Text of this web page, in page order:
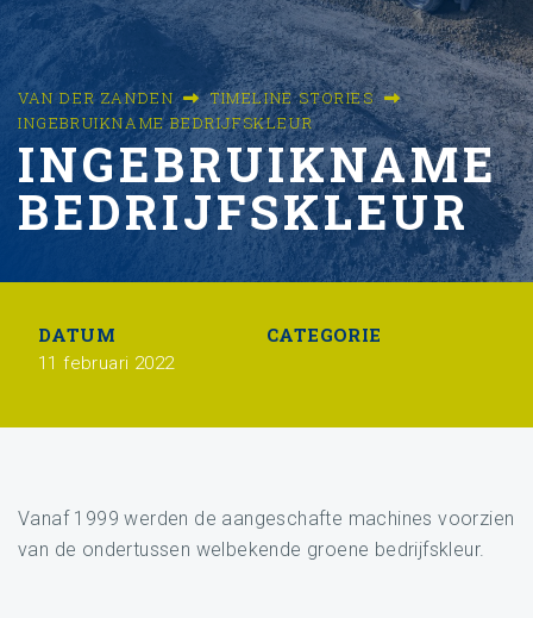
VAN DER ZANDEN
TIMELINE STORIES
INGEBRUIKNAME BEDRIJFSKLEUR
INGEBRUIKNAME
BEDRIJFSKLEUR
DATUM
11 februari 2022
CATEGORIE
Vanaf 1999 werden de aangeschafte machines voorzien
van de ondertussen welbekende groene bedrijfskleur.